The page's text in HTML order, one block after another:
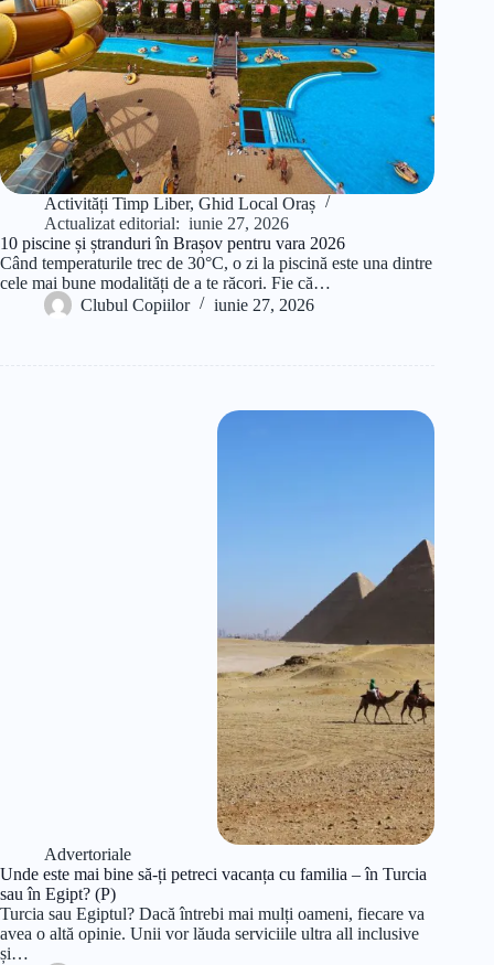
Activități Timp Liber, Ghid Local Oraș
Actualizat editorial: iunie 27, 2026
10 piscine și ștranduri în Brașov pentru vara 2026
Când temperaturile trec de 30°C, o zi la piscină este una dintre
cele mai bune modalități de a te răcori. Fie că…
Clubul Copiilor
iunie 27, 2026
Advertoriale
Unde este mai bine să-ți petreci vacanța cu familia – în Turcia
sau în Egipt? (P)
Turcia sau Egiptul? Dacă întrebi mai mulți oameni, fiecare va
avea o altă opinie. Unii vor lăuda serviciile ultra all inclusive
și…